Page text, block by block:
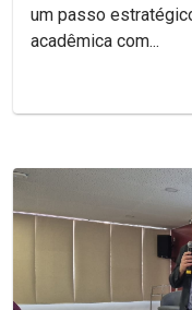
um passo
acadêmica com...